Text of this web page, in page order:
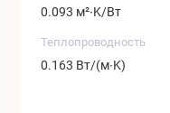
0.093 м²∙K/Вт
Теплопроводность
0.163 Вт/(м∙K)